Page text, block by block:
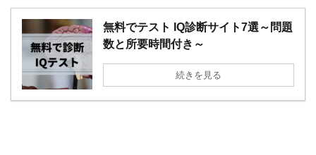
無料でテスト IQ診断サイト7選～問題
数と所要時間付き～
続きを見る